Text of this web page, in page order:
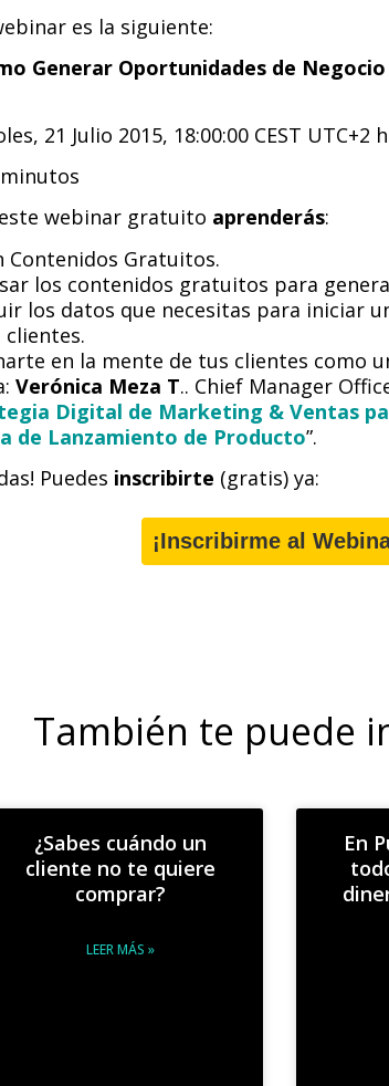
es la siguiente:
Generar Oportunidades de
21 Julio 2015, 18:00:00 CEST UTC+2
webinar gratuito aprenderás:
Contenidos Gratuitos.
los contenidos gratuitos para
los datos que necesitas para iniciar
clientes.
en la mente de tus clientes como
Verónica Meza T.. Chief Manager
Digital de Marketing & Ventas
de Lanzamiento de Producto”.
Puedes inscribirte (gratis) ya:
¡Inscribirme al
También te puede
¿Sabes cuándo un
cliente no te quiere
comprar?
LEER MÁS »
En